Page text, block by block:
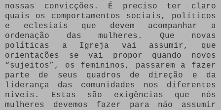
nossas convicções. É preciso ter claro
quais os comportamentos sociais, políticos
e eclesiais que devem acompanhar a
ordenação das mulheres. Que novas
políticas a Igreja vai assumir, que
orientações se vai propor quando novos
“sujeitos”, os femininos, passarem a fazer
parte de seus quadros de direção e da
liderança das comunidades nos diferentes
níveis. Estas são exigências que nós
mulheres devemos fazer para não assumir